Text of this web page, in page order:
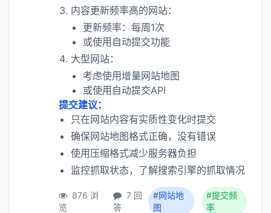
内容更新频率高的网站：
更新频率：每周1次
或使用自动提交功能
大型网站：
考虑使用增量网站地图
或使用自动提交API
提交建议：
只在网站内容有实质性变化时提交
确保网站地图格式正确，没有错误
使用压缩格式减少服务器负担
监控抓取状态，了解搜索引擎的抓取情况
876 浏
览
7 回
答
#网站地
图
#提交频
率